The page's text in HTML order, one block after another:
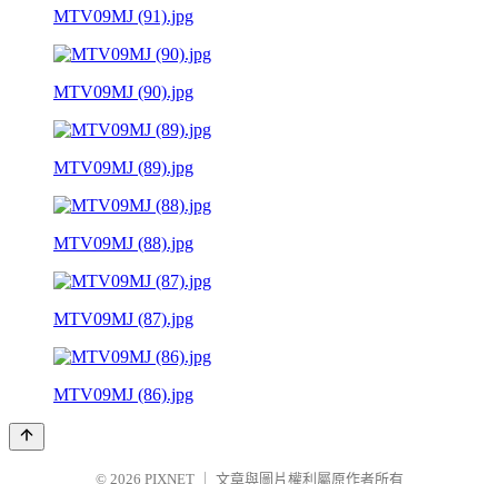
MTV09MJ (91).jpg
MTV09MJ (90).jpg
MTV09MJ (89).jpg
MTV09MJ (88).jpg
MTV09MJ (87).jpg
MTV09MJ (86).jpg
© 2026 PIXNET 文章與圖片權利屬原作者所有